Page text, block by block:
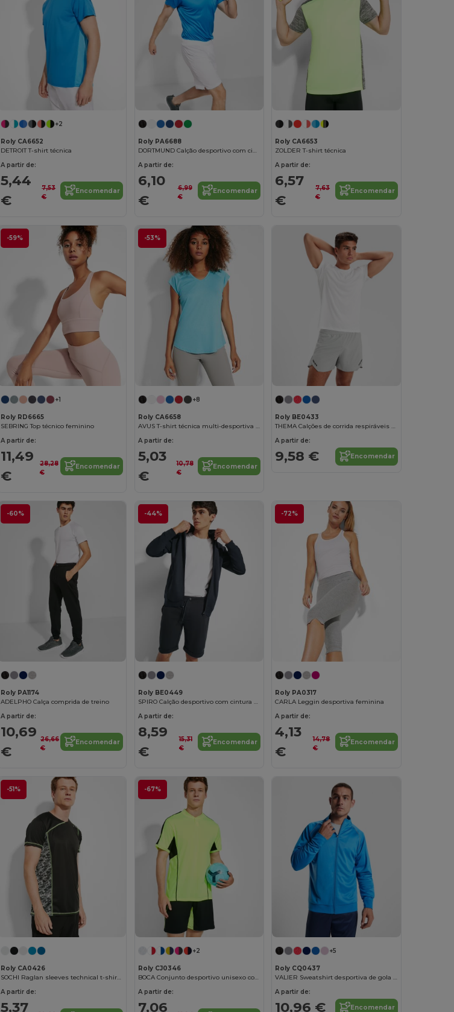
+2
Roly CA6652
DETROIT T-shirt técnica
A partir de:
5,44
€
7,53
€
Encomendar
Roly PA6688
DORTMUND Calção desportivo com cintura elástica ajustável com cordão interior e pesponto de segurança
A partir de:
6,10
€
6,99
€
Encomendar
Roly CA6653
ZOLDER T-shirt técnica
A partir de:
6,57
€
7,63
€
Encomendar
-59%
+1
Roly RD6665
SEBRING Top técnico feminino
A partir de:
11,49
€
28,28
€
Encomendar
-53%
+8
Roly CA6658
AVUS T-shirt técnica multi-desportiva feminina
A partir de:
5,03
€
10,78
€
Encomendar
Roly BE0433
THEMA Calções de corrida respiráveis para homem
A partir de:
9,58 € Encomendar
-60%
Roly PA1174
ADELPHO Calça comprida de treino
A partir de:
10,69
€
26,66
€
Encomendar
-44%
Roly BE0449
SPIRO Calção desportivo com cintura elástica larga e cordão ajustável
A partir de:
8,59
€
15,31
€
Encomendar
-72%
Roly PA0317
CARLA Leggin desportiva feminina
A partir de:
4,13
€
14,78
€
Encomendar
-51%
Roly CA0426
SOCHI Raglan sleeves technical t-shirt with sublimated panels
A partir de:
5,37
-67%
+2
Roly CJ0346
BOCA Conjunto desportivo unisexo com combinação de três tecidos
A partir de:
7,06
+5
Roly CQ0437
VALIER Sweatshirt desportiva de gola alta
A partir de:
10,96 € Encomendar